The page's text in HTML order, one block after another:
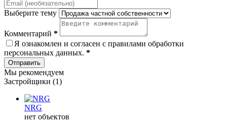
Выберите тему
Комментарий *
Я ознакомлен и согласен с правилами обработки
персональных данных. *
Отправить
Мы рекомендуем
Застройщики (1)
NRG
нет объектов